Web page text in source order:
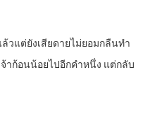
วแต่ยังเสียดายไม่ยอมกลืนทำ
จ้าก้อนน้อยไปอีกคำหนึ่ง แต่กลับ